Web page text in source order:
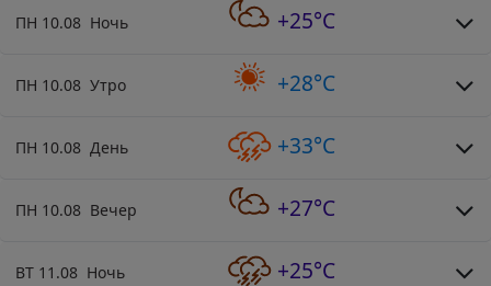
ПН 10.08 Ночь +25°C
ПН 10.08 Утро +28°C
ПН 10.08 День +33°C
ПН 10.08 Вечер +27°C
ВТ 11.08 Ночь +25°C